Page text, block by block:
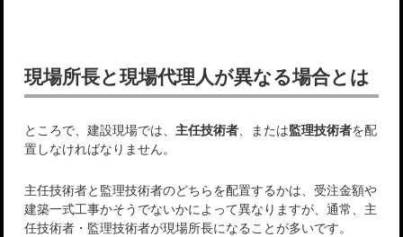
現場所長と現場代理人が異なる場合とは
ところで、建設現場では、 主任技術者 、または監理技術者を配
置しなければなりません。
主任技術者と監理技術者のどちらを配置するかは、受注金額や
建築一式工事かそうでないかによって異なりますが、通常、主
任技術者・監理技術者が現場所長になることが多いです。